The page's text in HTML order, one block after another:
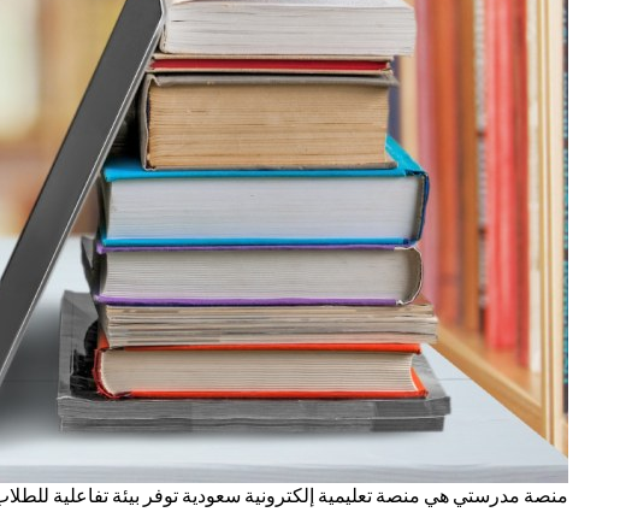
منصة مدرستي هي منصة تعليمية إلكترونية سعودية توفر بيئة تفاعلية